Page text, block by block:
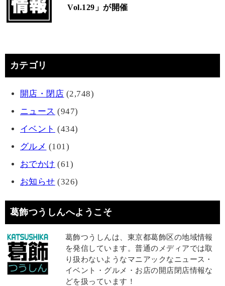
Vol.129」が開催
カテゴリ
開店・閉店 (2,748)
ニュース (947)
イベント (434)
グルメ (101)
おでかけ (61)
お知らせ (326)
葛飾つうしんへようこそ
葛飾つうしんは、東京都葛飾区の地域情報
を発信しています。普通のメディアでは取
り扱わないようなマニアックなニュース・
イベント・グルメ・お店の開店閉店情報な
どを扱っています！